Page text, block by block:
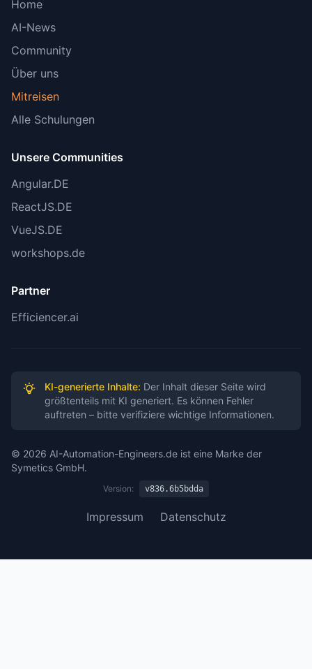
Home
AI-News
Community
Über uns
Mitreisen
Alle Schulungen
Unsere Communities
Angular.DE
ReactJS.DE
VueJS.DE
workshops.de
Partner
Efficiencer.ai
KI-generierte Inhalte: Der Inhalt dieser Seite wird
größtenteils mit KI generiert. Es können Fehler
auftreten – bitte verifiziere wichtige Informationen.
© 2026 AI-Automation-Engineers.de ist eine Marke der
Symetics GmbH.
Version: v836.6b5bdda
Impressum Datenschutz